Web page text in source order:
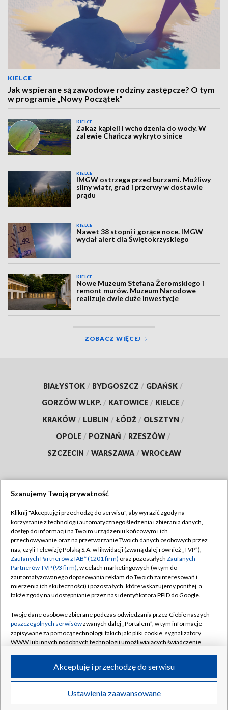
KIELCE
Jak wspierane są zawodowe rodziny zastępcze? O tym
w programie „Nowy Początek”
KIELCE
Zakaz kąpieli i wchodzenia do wody. W
zalewie Chańcza wykryto sinice
KIELCE
IMGW ostrzega przed burzami. Możliwy
silny wiatr, grad i przerwy w dostawie
prądu
KIELCE
Nawet 38 stopni i gorące noce. IMGW
wydał alert dla Świętokrzyskiego
KIELCE
Nowe Muzeum Stefana Żeromskiego i
remont murów. Muzeum Narodowe
realizuje dwie duże inwestycje
ZOBACZ WIĘCEJ
BIAŁYSTOK / BYDGOSZCZ / GDAŃSK /
GORZÓW WLKP. / KATOWICE / KIELCE /
KRAKÓW / LUBLIN / ŁÓDŹ / OLSZTYN /
OPOLE / POZNAŃ / RZESZÓW /
SZCZECIN / WARSZAWA / WROCŁAW
TVP
Abonament TVP
Emisja w TVP
Centrum informacji TVP
Naziemna Telewizja Cyfrowa
Rada Programowa
System NOS
Informacje o nadawcy
Program dla prasy
Ogłoszenie przetargowe
Regulamin TVP
Polityka prywatności
Moje zgody
Pomoc
Kontakt
Kanały
©2026 Telewizja Polska S.A. w likwidacji
Szanujemy Twoją prywatność
Kliknij "Akceptuję i przechodzę do serwisu", aby wyrazić zgody na
korzystanie z technologii automatycznego śledzenia i zbierania danych,
dostęp do informacji na Twoim urządzeniu końcowym i ich
przechowywanie oraz na przetwarzanie Twoich danych osobowych przez
nas, czyli Telewizję Polską S.A. w likwidacji (zwaną dalej również „TVP”),
Zaufanych Partnerów z IAB* (1201 firm) oraz pozostałych Zaufanych
Partnerów TVP (93 firm), w celach marketingowych (w tym do
zautomatyzowanego dopasowania reklam do Twoich zainteresowań i
mierzenia ich skuteczności) i pozostałych, które wskazujemy poniżej, a
także zgody na udostępnianie przez nas identyfikatora PPID do Google.
Twoje dane osobowe zbierane podczas odwiedzania przez Ciebie naszych
poszczególnych serwisówzwanych dalej „Portalem”, w tym informacje
zapisywane za pomocą technologii takich jak: pliki cookie, sygnalizatory
WWW lub innych podobnych technologii umożliwiających świadczenie
ruchu w Internecie.
Twoje dane osobowe zbierane podczas odwiedzania przez Ciebie
poszczególnych serwisówna Portalu, takie jak adresy IP, identyfikatory
Ustawienia zaawansowane
Akceptuję i przechodzę do serwisu